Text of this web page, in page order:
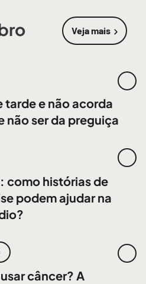
Veja mais
sobre
e não acorda
não ser da preguiça
como histórias de
podem ajudar na
câncer? A